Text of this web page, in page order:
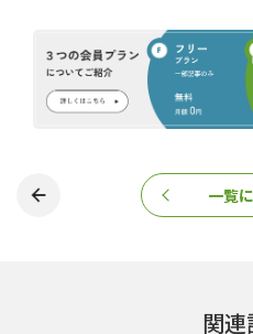
る国産材の活用を促進すること
生産量は増えているが国産材
ける
ライナ侵攻などで海外から木材
ていることがある。とくに、カ
ィメンションランバー）の安定
同協議会によると、国産2×4材
一覧
関